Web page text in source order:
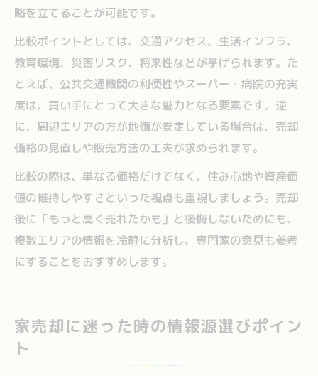
略を立てることが可能です。
比較ポイントとしては、交通アクセス、生活インフラ、
教育環境、災害リスク、将来性などが挙げられます。た
とえば、公共交通機関の利便性やスーパー・病院の充実
度は、買い手にとって大きな魅力となる要素です。逆
に、周辺エリアの方が地価が安定している場合は、売却
価格の見直しや販売方法の工夫が求められます。
比較の際は、単なる価格だけでなく、住み心地や資産価
値の維持しやすさといった視点も重視しましょう。売却
後に「もっと高く売れたかも」と後悔しないためにも、
複数エリアの情報を冷静に分析し、専門家の意見も参考
にすることをおすすめします。
家売却に迷った時の情報源選びポイン
ト